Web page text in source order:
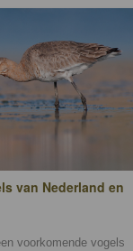
van Nederland en
voorkomende vogels